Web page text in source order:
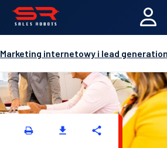
Marketing internetowy i lead